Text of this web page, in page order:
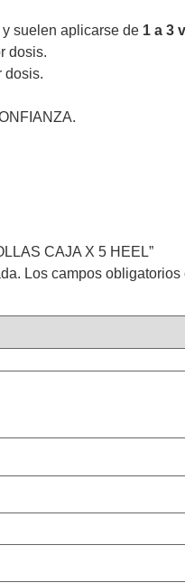
suelen aplicarse de 1 a 3
dosis.
dosis.
CAJA X 5 HEEL”
Los campos